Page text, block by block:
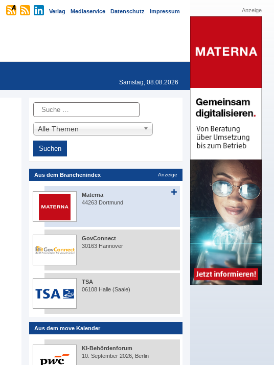
Verlag Mediaservice Datenschutz Impressum
Samstag, 08.08.2026
Suche
Alle Themen
Aus dem Branchenindex Anzeige
Materna
44263 Dortmund
GovConnect
30163 Hannover
TSA
06108 Halle (Saale)
Aus dem move Kalender
KI-Behördenforum
10. September 2026, Berlin
Anzeige